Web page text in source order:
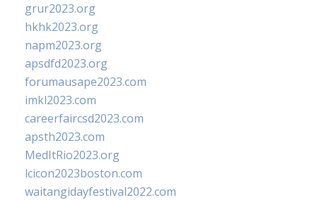
grur2023.org
hkhk2023.org
napm2023.org
apsdfd2023.org
forumausape2023.com
imkl2023.com
careerfaircsd2023.com
apsth2023.com
MedItRio2023.org
lcicon2023boston.com
waitangidayfestival2022.com